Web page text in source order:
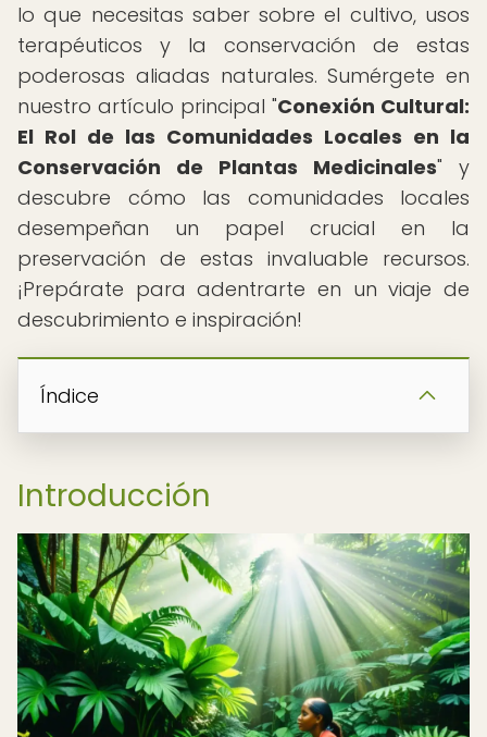
lo que necesitas saber sobre el cultivo, usos
terapéuticos y la conservación de estas
poderosas aliadas naturales. Sumérgete en
nuestro artículo principal "Conexión Cultural:
El Rol de las Comunidades Locales en la
Conservación de Plantas Medicinales" y
descubre cómo las comunidades locales
desempeñan un papel crucial en la
preservación de estas invaluable recursos.
¡Prepárate para adentrarte en un viaje de
descubrimiento e inspiración!
Índice
Introducción